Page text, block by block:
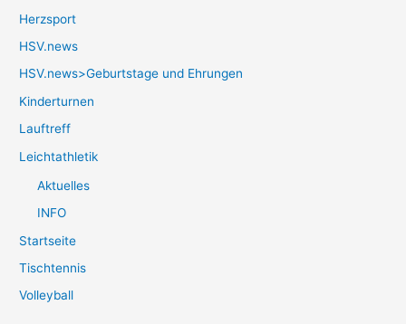
Herzsport
HSV.news
HSV.news>Geburtstage und Ehrungen
Kinderturnen
Lauftreff
Leichtathletik
Aktuelles
INFO
Startseite
Tischtennis
Volleyball